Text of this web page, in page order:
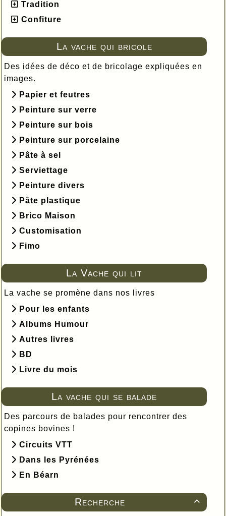
Tradition
Confiture
La vache qui bricole
Des idées de déco et de bricolage expliquées en
images.
Papier et feutres
Peinture sur verre
Peinture sur bois
Peinture sur porcelaine
Pâte à sel
Serviettage
Peinture divers
Pâte plastique
Brico Maison
Customisation
Fimo
La Vache qui lit
La vache se promène dans nos livres
Pour les enfants
Albums Humour
Autres livres
BD
Livre du mois
La vache qui se balade
Des parcours de balades pour rencontrer des
copines bovines !
Circuits VTT
Dans les Pyrénées
En Béarn

Recherche